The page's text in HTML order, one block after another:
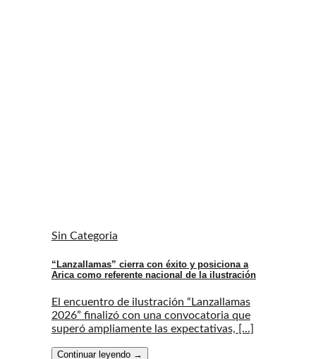
Sin Categoria
“Lanzallamas” cierra con éxito y posiciona a
Arica como referente nacional de la ilustración
El encuentro de ilustración “Lanzallamas
2026” finalizó con una convocatoria que
superó ampliamente las expectativas, [...]
Continuar leyendo →